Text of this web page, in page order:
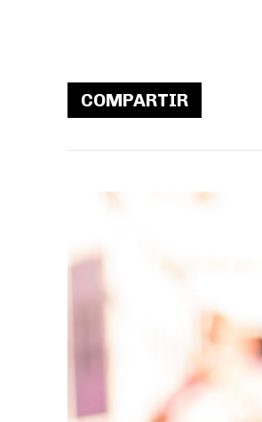
COMPARTIR